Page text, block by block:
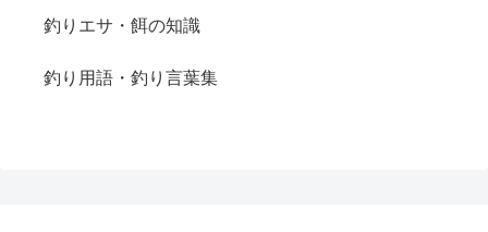
釣りエサ・餌の知識
釣り用語・釣り言葉集